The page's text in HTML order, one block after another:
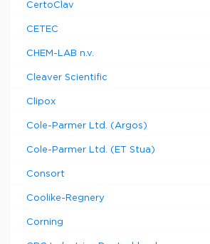
CertoClav
CETEC
CHEM-LAB n.v.
Cleaver Scientific
Clipox
Cole-Parmer Ltd. (Argos)
Cole-Parmer Ltd. (ET Stua)
Consort
Coolike-Regnery
Corning